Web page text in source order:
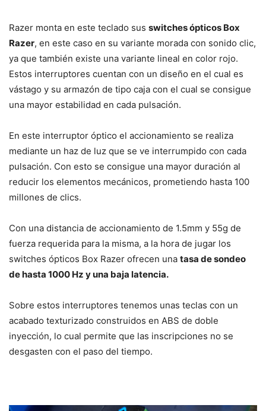
Razer monta en este teclado sus switches ópticos Box
Razer, en este caso en su variante morada con sonido clic,
ya que también existe una variante lineal en color rojo.
Estos interruptores cuentan con un diseño en el cual es
vástago y su armazón de tipo caja con el cual se consigue
una mayor estabilidad en cada pulsación.
En este interruptor óptico el accionamiento se realiza
mediante un haz de luz que se ve interrumpido con cada
pulsación. Con esto se consigue una mayor duración al
reducir los elementos mecánicos, prometiendo hasta 100
millones de clics.
Con una distancia de accionamiento de 1.5mm y 55g de
fuerza requerida para la misma, a la hora de jugar los
switches ópticos Box Razer ofrecen una tasa de sondeo
de hasta 1000 Hz y una baja latencia.
Sobre estos interruptores tenemos unas teclas con un
acabado texturizado construidos en ABS de doble
inyección, lo cual permite que las inscripciones no se
desgasten con el paso del tiempo.